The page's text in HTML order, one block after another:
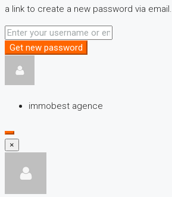
a link to create a new password via email.
Get new password
immobest agence
×